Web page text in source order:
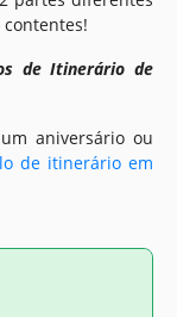
de Itinerário de
aniversário ou
de itinerário em